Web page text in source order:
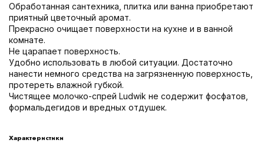
Обработанная сантехника, плитка или ванна приобретают
приятный цветочный аромат.
Прекрасно очищает поверхности на кухне и в ванной
комнате.
Не царапает поверхность.
Удобно использовать в любой ситуации. Достаточно
нанести немного средства на загрязненную поверхность,
протереть влажной губкой.
Чистящее молочко-спрей Ludwik не содержит фосфатов,
формальдегидов и вредных отдушек.
Характеристики